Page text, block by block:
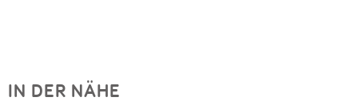
IN DER NÄHE